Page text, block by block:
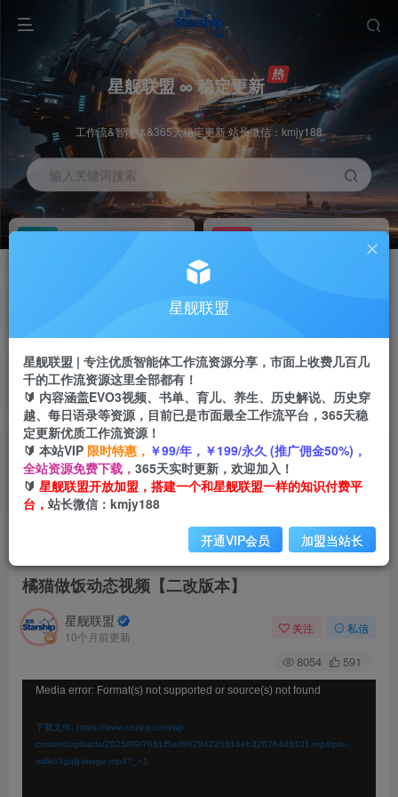
星舰联盟 ∞ 稳定更新
工作流&智能体&365天稳定更新 站长微信：kmjy188
输入关键词搜索
加入会员 工作流主页
每周免费工作流体验
站长招募
推荐
项目周期预估10年
橘猫做饭动态视频【二改版本】
星舰联盟
10个月前更新
关注 私信
8054 591
Media error: Format(s) not supported or source(s) not found
下载文件: https://www.cozeq.com/wp-
content/uploads/2025/09/7661f5ed96294226814eb326764d8101.mp4tplv-
mdko3gqilj-image.mp4?_=1
星舰联盟
星舰联盟 | 专注优质智能体工作流资源分享，市面上收费几百几
千的工作流资源这里全部都有！
🔰 内容涵盖EVO3视频、书单、育儿、养生、历史解说、历史穿
越、每日语录等资源，目前已是市面最全工作流平台，365天稳
定更新优质工作流资源！
🔰 本站VIP 限时特惠， ￥99/年，￥199/永久 (推广佣金50%)，
全站资源免费下载， 365天实时更新，欢迎加入！
🔰 星舰联盟开放加盟，搭建一个和星舰联盟一样的知识付费平
台， 站长微信：kmjy188
开通VIP会员 加盟当站长